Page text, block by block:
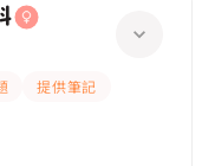
提供筆記